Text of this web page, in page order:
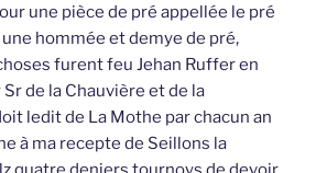
une pièce de pré appellée le pré
hommée et demye de pré,
furent feu Jehan Ruffer en
de la Chauvière et de la
ledit de La Mothe par chacun an
à ma recepte de Seillons la